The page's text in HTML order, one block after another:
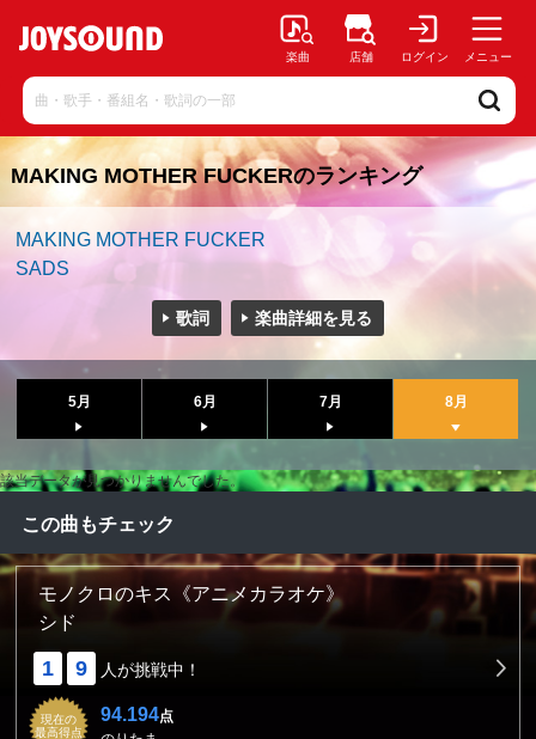
楽曲 店舗 ログイン メニュー
MAKING MOTHER FUCKERのランキング
MAKING MOTHER FUCKER
SADS
歌詞 楽曲詳細を見る
5月 6月 7月 8月
該当データが見つかりませんでした。
この曲もチェック
モノクロのキス《アニメカラオケ》
シド
1 9 人が挑戦中！
現在の
最高得点
94.194点